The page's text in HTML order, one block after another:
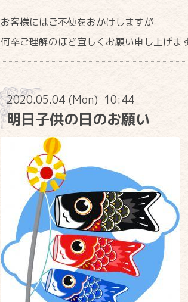
お客様にはご不便をおかけしますが
何卒ご理解のほど宜しくお願い申し上げま
2020.05.04 (Mon) 10:44
明日子供の日のお願い